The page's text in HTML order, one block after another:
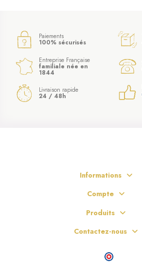
Paiements
100% sécurisés
Entreprise Française
familiale née en
1844
Livraison rapide
24 / 48h
Informations
Compte
Produits
Contactez-nous